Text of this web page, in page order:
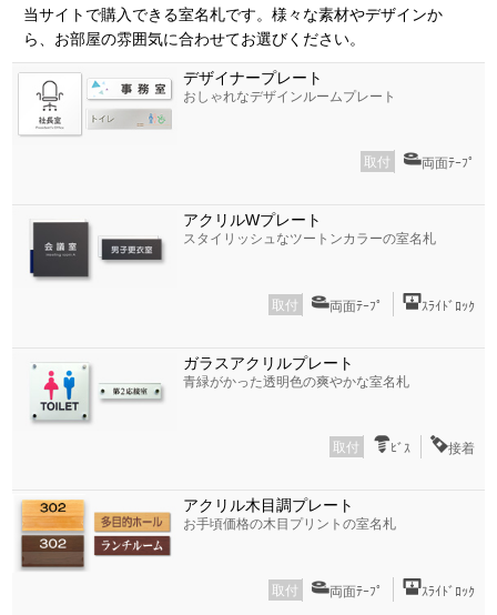
当サイトで購入できる室名札です。様々な素材やデザインか
ら、お部屋の雰囲気に合わせてお選びください。
デザイナープレート
おしゃれなデザインルームプレート
取付 両面ﾃｰﾌﾟ
アクリルWプレート
スタイリッシュなツートンカラーの室名札
取付 両面ﾃｰﾌﾟ ｽﾗｲﾄﾞﾛｯｸ
ガラスアクリルプレート
青緑がかった透明色の爽やかな室名札
取付 ﾋﾞｽ 接着
アクリル木目調プレート
お手頃価格の木目プリントの室名札
取付 両面ﾃｰﾌﾟ ｽﾗｲﾄﾞﾛｯｸ